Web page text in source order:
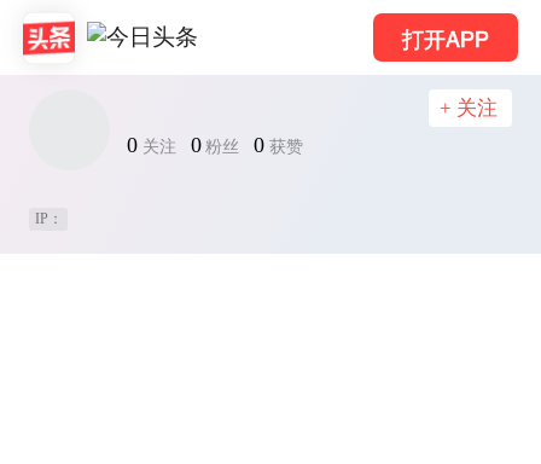
打开APP
0 关注 0 粉丝 0 获赞
+ 关注
IP：